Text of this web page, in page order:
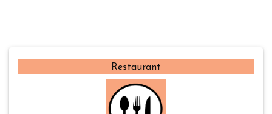
Restaurant